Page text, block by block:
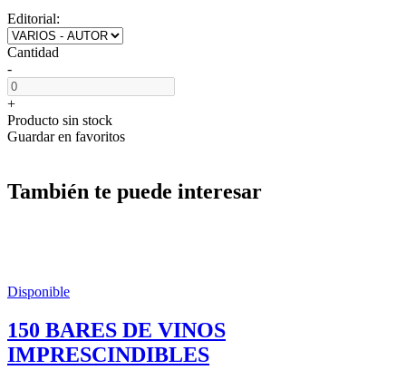
Editorial:
Cantidad
-
+
Producto sin stock
Guardar en favoritos
También te puede interesar
Disponible
150 BARES DE VINOS
IMPRESCINDIBLES